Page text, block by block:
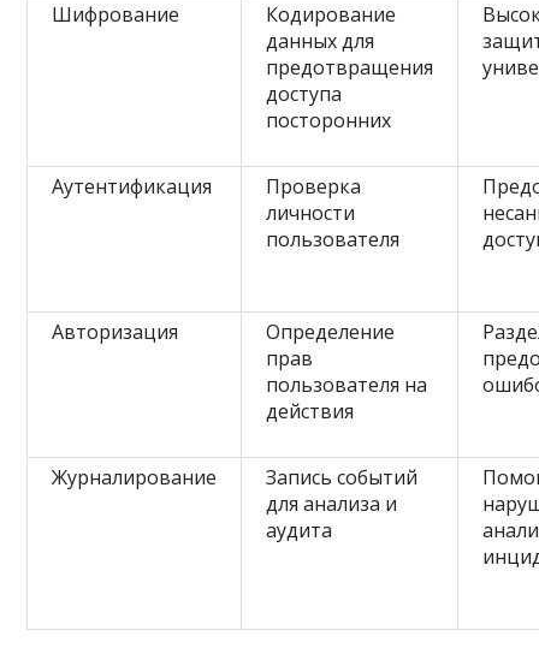
Шифрование
Кодирование
данных для
предотвращения
доступа
посторонних
Аутентификация
Проверка
личности
пользователя
Авторизация
Определение
прав
пользователя на
действия
Журналирование
Запись событий
для анализа и
аудита